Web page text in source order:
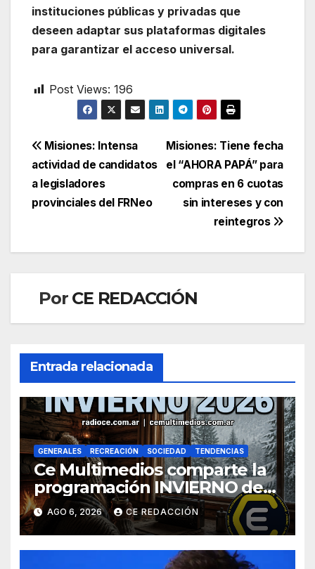
instituciones públicas y privadas que
deseen adaptar sus plataformas digitales
para garantizar el acceso universal.
Post Views: 196
Navegación
de
entradas
Misiones: Tiene fecha
el “AHORA PAPÁ” para
compras en 6 cuotas
sin intereses y con
reintegros
Misiones: Intensa
actividad de candidatos
a legisladores
provinciales del FRNeo
Por CE REDACCIÓN
Entrada relacionada
GENERALES RECREACIÓN SOCIEDAD TENDENCIAS
Ce Multimedios comparte la
programación INVIERNO de
Radio Ce
AGO 6, 2026 CE REDACCIÓN